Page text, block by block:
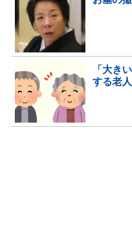
「大き
する老